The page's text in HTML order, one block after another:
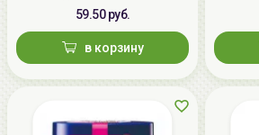
59.50 руб.
в корзину